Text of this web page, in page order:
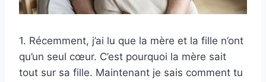
1. Récemment, j’ai lu que la mère et la fille n’ont
qu’un seul cœur. C’est pourquoi la mère sait
tout sur sa fille. Maintenant je sais comment tu